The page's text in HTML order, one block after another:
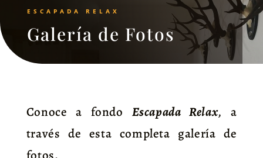
ESCAPADA RELAX
Galería de Fotos
Conoce a fondo Escapada Relax, a
través de esta completa galería de